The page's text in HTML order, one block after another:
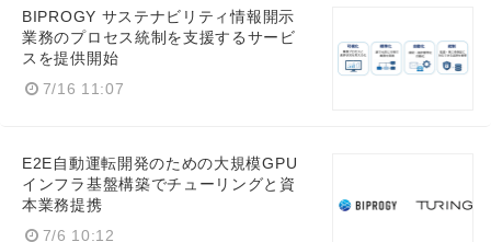
BIPROGY サステナビリティ情報開示
業務のプロセス統制を支援するサービ
スを提供開始
7/16 11:07
E2E自動運転開発のための大規模GPU
インフラ基盤構築でチューリングと資
本業務提携
7/6 10:12
Japanese